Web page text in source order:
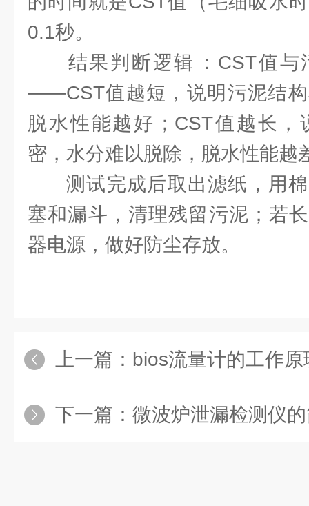
0.1秒。
结果判断逻辑‌：CST值与
——CST值越短，说明污泥结
脱水性能越好；CST值越长
密，水分难以脱除，脱水性能越
测试完成后取出滤纸，用
塞和漏斗，清理残留污泥；若
器电源，做好防尘存放。
上一篇： bios流量计的工作原理
下一篇： 微波炉泄漏检测仪